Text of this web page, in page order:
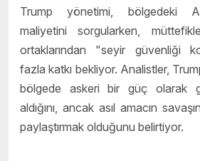
Trump yönetimi, bölgedeki
maliyetini sorgularken,
ortaklarından "seyir güvenliği
fazla katkı bekliyor. Analistler,
bölgede askeri bir güç olarak
aldığını, ancak asıl amacın
paylaştırmak olduğunu belirtiyor.